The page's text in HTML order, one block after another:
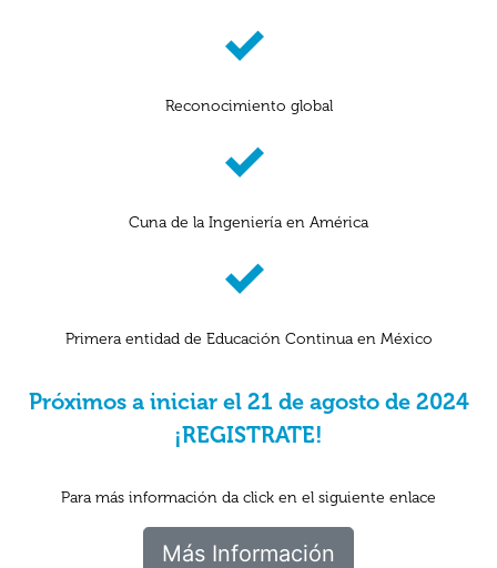
Reconocimiento global
Cuna de la Ingeniería en América
Primera entidad de Educación Continua en México
Próximos a iniciar el 21 de agosto de 2024
¡REGISTRATE!
Para más información da click en el siguiente enlace
Más Información